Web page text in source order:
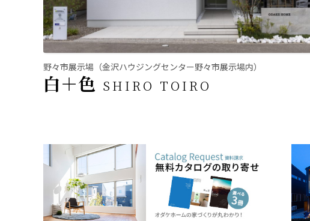
野々市展示場（金沢ハウジングセンター野々市展示場内）
白＋色 SHIRO TOIRO